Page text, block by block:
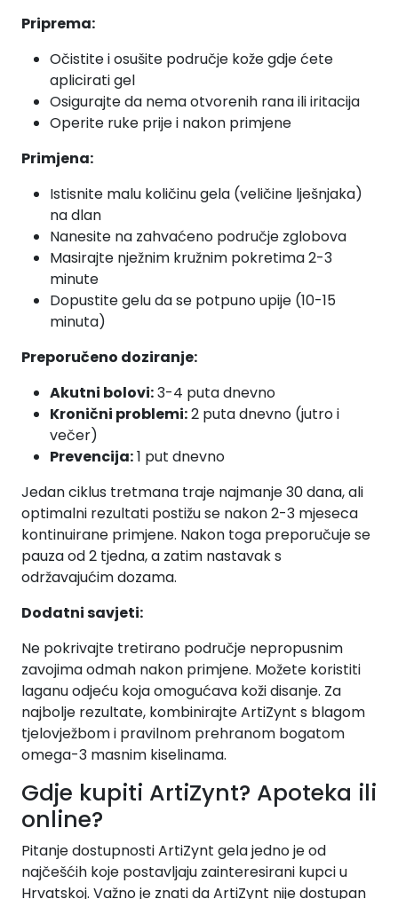
Priprema:
Očistite i osušite područje kože gdje ćete
aplicirati gel
Osigurajte da nema otvorenih rana ili iritacija
Operite ruke prije i nakon primjene
Primjena:
Istisnite malu količinu gela (veličine lješnjaka)
na dlan
Nanesite na zahvaćeno područje zglobova
Masirajte nježnim kružnim pokretima 2-3
minute
Dopustite gelu da se potpuno upije (10-15
minuta)
Preporučeno doziranje:
Akutni bolovi:3-4 puta dnevno
Kronični problemi:2 puta dnevno (jutro i
večer)
Prevencija:1 put dnevno
Jedan ciklus tretmana traje najmanje 30 dana, ali
optimalni rezultati postižu se nakon 2-3 mjeseca
kontinuirane primjene. Nakon toga preporučuje se
pauza od 2 tjedna, a zatim nastavak s
održavajućim dozama.
Dodatni savjeti:
Ne pokrivajte tretirano područje nepropusnim
zavojima odmah nakon primjene. Možete koristiti
laganu odjeću koja omogućava koži disanje. Za
najbolje rezultate, kombinirajte ArtiZynt s blagom
tjelovježbom i pravilnom prehranom bogatom
omega-3 masnim kiselinama.
Gdje kupiti ArtiZynt? Apoteka ili
online?
Pitanje dostupnosti ArtiZynt gela jedno je od
najčešćih koje postavljaju zainteresirani kupci u
Hrvatskoj. Važno je znati da ArtiZynt nije dostupan